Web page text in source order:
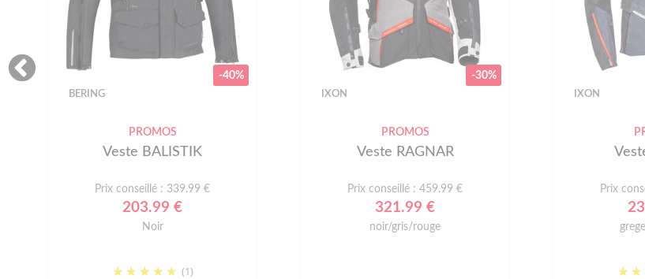
-40%
BERING
PROMOS
Veste BALISTIK
Prix conseillé : 339.99 €
203.99 €
Noir
(1)
-30%
IXON
PROMOS
Veste RAGNAR
Prix conseillé : 459.99 €
321.99 €
noir/gris/rouge
IXON
Prix